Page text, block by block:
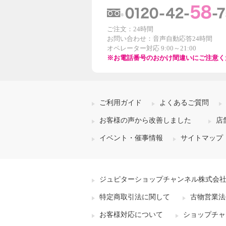
ご注文：24時間
お問い合わせ：音声自動応答24時間
オペレーター対応 9:00～21:00
※お電話番号のおかけ間違いにご注意く
ご利用ガイド よくあるご質問
お客様の声から改善しました 店
イベント・催事情報 サイトマップ
ジュピターショップチャンネル株式会
特定商取引法に関して 古物営業
お客様対応について ショップチ